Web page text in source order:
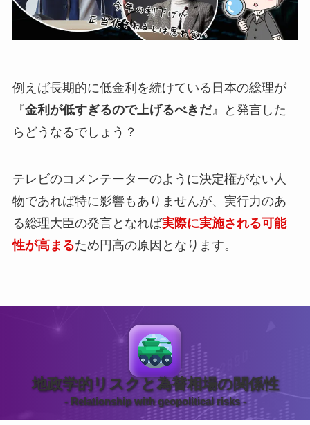
例えば長期的に低金利を続けている日本の総理が
『金利が低すぎるので上げるべきだ』と発言した
らどうなるでしょう？
テレビのコメンテーターのように決定権がない人
物であれば特に影響もありませんが、実行力のあ
る総理大臣の発言となれば実際に実施される可能
性が高まるため円高の原因となります。
地政学的リスクと為替相場の関係性